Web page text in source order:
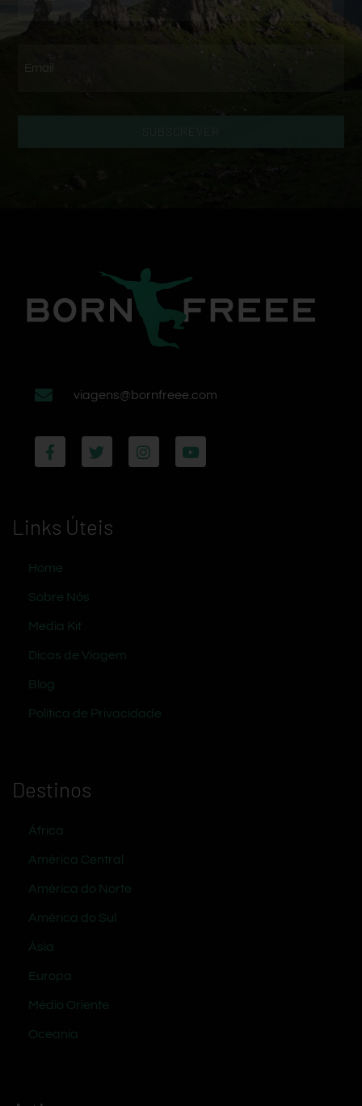
viagens@bornfreee.com
Links Úteis
Home
Sobre Nós
Media Kit
Dicas de Viagem
Blog
Política de Privacidade
Destinos
África
América Central
América do Norte
América do Sul
Ásia
Europa
Médio Oriente
Oceania